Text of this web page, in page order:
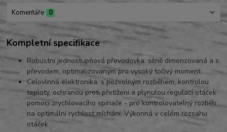
Komentáře 0
Kompletní specifikace
Robustní jednostupňová převodovka: silně dimenzovaná a s
převodem, optimalizovaným pro vysokýtočivý moment
Celovlnná elektronika: s pozvolným rozběhem, kontrolou
teploty, ochranou proti přetížení a plynulou regulací otáček
pomocí zrychlovacího spínače - pro kontrolovatelný rozběh
na optimální rychlost míchání. Výkonná v celém rozsahu
otáček